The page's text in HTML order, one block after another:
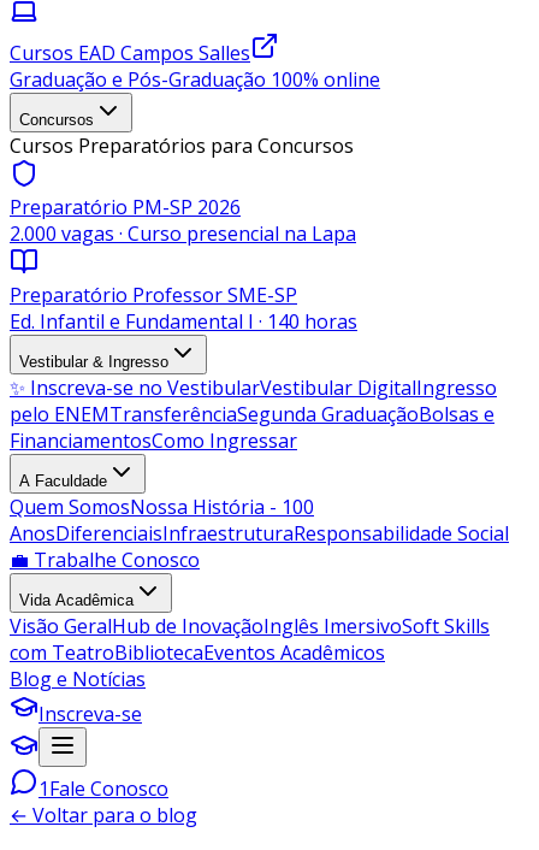
Cursos EAD Campos Salles
Graduação e Pós-Graduação 100% online
Concursos
Cursos Preparatórios para Concursos
Preparatório PM-SP 2026
2.000 vagas · Curso presencial na Lapa
Preparatório Professor SME-SP
Ed. Infantil e Fundamental I · 140 horas
Vestibular & Ingresso
✨ Inscreva-se no VestibularVestibular DigitalIngresso
pelo ENEMTransferênciaSegunda GraduaçãoBolsas e
FinanciamentosComo Ingressar
A Faculdade
Quem SomosNossa História - 100
AnosDiferenciaisInfraestruturaResponsabilidade Social
💼 Trabalhe Conosco
Vida Acadêmica
Visão GeralHub de InovaçãoInglês ImersivoSoft Skills
com TeatroBibliotecaEventos Acadêmicos
Blog e Notícias
Inscreva-se
1Fale Conosco
← Voltar para o blog